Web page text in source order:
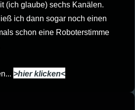
(ich glaube) sechs Kanälen.
ich dann sogar noch einen
schon eine Roboterstimme
>hier klicken<